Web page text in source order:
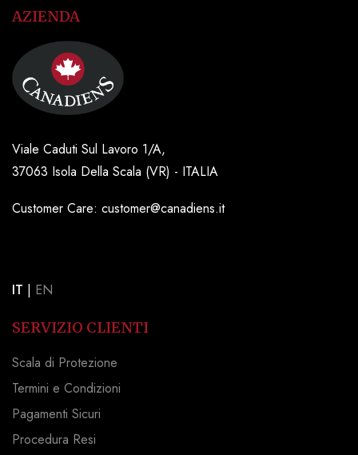
AZIENDA
Viale Caduti Sul Lavoro 1/A,
37063 Isola Della Scala (VR) - ITALIA
Customer Care: customer@canadiens.it
IT | EN
SERVIZIO CLIENTI
Scala di Protezione
Termini e Condizioni
Pagamenti Sicuri
Procedura Resi